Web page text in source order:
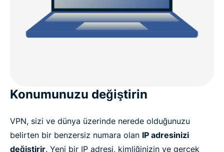
Konumunuzu değiştirin
VPN, sizi ve dünya üzerinde nerede olduğunuzu
belirten bir benzersiz numara olan IP adresinizi
değiştirir. Yeni bir IP adresi, kimliğinizin ve gerçek